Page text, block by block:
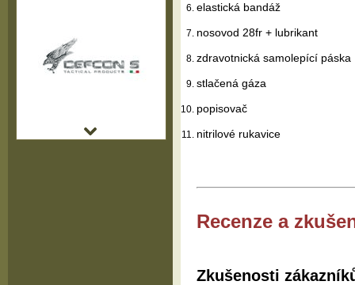
elastická bandáž
nosovod 28fr + lubrikant
zdravotnická samolepící páska
stlačená gáza
popisovač
nitrilové rukavice
Recenze a
Zkušenosti